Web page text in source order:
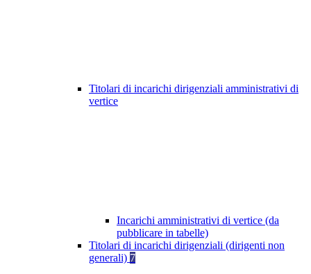
Titolari di incarichi dirigenziali amministrativi di
vertice
Incarichi amministrativi di vertice (da
pubblicare in tabelle)
Titolari di incarichi dirigenziali (dirigenti non
generali) 7